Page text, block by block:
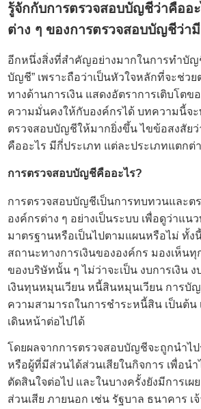
รู้จักกับการตรวจสอบบัญชีว่าคืออ
ต่าง ๆ ของการตรวจสอบบัญชีว่ามี
อีกหนึ่งสิ่งที่สำคัญอย่างมากในการทำบัญ
บัญชี” เพราะถือว่าเป็นหัวใจหลักที่จะช่ว
ทางด้านการเงิน แสดงอัตราการเติบโตข
ความมั่นคงให้กับองค์กรได้ บทความนี้จ
ตรวจสอบบัญชีให้มากยิ่งขึ้น ไขข้อสงสัย
คืออะไร มีกี่ประเภท แต่ละประเภทแตกต่
การตรวจสอบบัญชีคืออะไร?
การตรวจสอบบัญชีเป็นการทบทวนและต
องค์กรต่าง ๆ อย่างเป็นระบบ เพื่อดูว่าแน
มาตรฐานหรือเป็นไปตามแผนหรือไม่ ทั้ง
สถานะทางการเงินขององค์กร มองเห็นทุ
ของบริษัทนั้น ๆ ไม่ว่าจะเป็น งบการเงิน ง
เงินทุนหมุนเวียน หนี้สินหมุนเวียน การบั
ความสามารถในการชำระหนี้สิน เป็นต้น
เดินหน้าต่อไปได้
โดยผลจากการตรวจสอบบัญชีจะถูกนำไ
หรือผู้ที่มีส่วนได้ส่วนเสียในกิจการ เพื่อน
ตัดสินใจต่อไป และในบางครั้งยังมีการเผ
ส่วนเสีย ภายนอก เช่น รัฐบาล ธนาคาร เ